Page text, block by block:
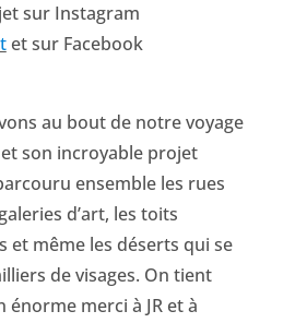
sur Instagram
et sur Facebook
au bout de notre voyage
son incroyable projet
ensemble les rues
d’art, les toits
et même les déserts qui se
de visages. On tient
merci à JR et à